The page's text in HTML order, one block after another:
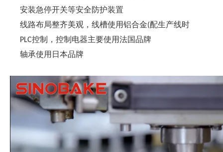
安装急停开关等安全防护装置
线路布局整齐美观，线槽使用铝合金(配生产线时
PLC控制，控制电器主要使用法国品牌
轴承使用日本品牌